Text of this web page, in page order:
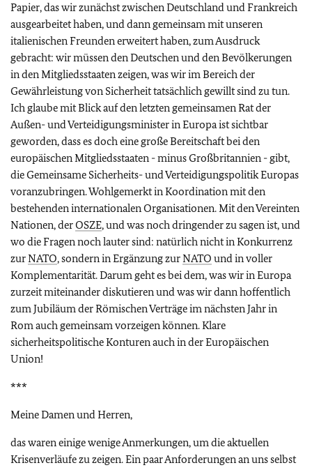
Papier, das wir zunächst zwischen Deutschland und Frankreich
ausgearbeitet haben, und dann gemeinsam mit unseren
italienischen Freunden erweitert haben, zum Ausdruck
gebracht: wir müssen den Deutschen und den Bevölkerungen
in den Mitgliedsstaaten zeigen, was wir im Bereich der
Gewährleistung von Sicherheit tatsächlich gewillt sind zu tun.
Ich glaube mit Blick auf den letzten gemeinsamen Rat der
Außen- und Verteidigungsminister in Europa ist sichtbar
geworden, dass es doch eine große Bereitschaft bei den
europäischen Mitgliedsstaaten - minus Großbritannien - gibt,
die Gemeinsame Sicherheits- und Verteidigungspolitik Europas
voranzubringen. Wohlgemerkt in Koordination mit den
bestehenden internationalen Organisationen. Mit den Vereinten
Nationen, derOSZE, und was noch dringender zu sagen ist, und
wo die Fragen noch lauter sind: natürlich nicht in Konkurrenz
zurNATO, sondern in Ergänzung zurNATO und in voller
Komplementarität. Darum geht es bei dem, was wir in Europa
zurzeit miteinander diskutieren und was wir dann hoffentlich
zum Jubiläum der Römischen Verträge im nächsten Jahr in
Rom auch gemeinsam vorzeigen können. Klare
sicherheitspolitische Konturen auch in der Europäischen
Union!
***
Meine Damen und Herren,
das waren einige wenige Anmerkungen, um die aktuellen
Krisenverläufe zu zeigen. Ein paar Anforderungen an uns selbst